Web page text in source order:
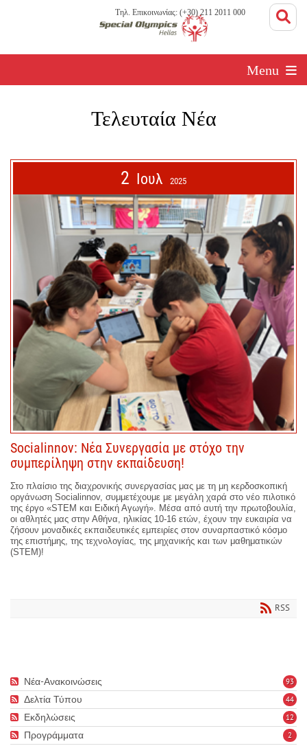
Τηλ. Επικοινωνίας: (+30) 211 2011 000
Menu
Τελευταία Νέα
2 Ιουλ 2025
Socialinnov: Νέα Συνεργασία με στόχο την
συμπερίληψη στην εκπαίδευση!
Στο πλαίσιο της διαχρονικής συνεργασίας μας με τη μη κερδοσκοπική
οργάνωση Socialinnov, συμμετέχουμε με μεγάλη χαρά στο νέο πιλοτικό
της έργο «STEM και Ειδική Αγωγή». Μέσα από αυτή την πρωτοβουλία,
οι αθλητές μας στην Αθήνα, ηλικίας 10-16 ετών, έχουν την ευκαιρία να
ζήσουν μοναδικές εκπαιδευτικές εμπειρίες στον συναρπαστικό κόσμο
της επιστήμης, της τεχνολογίας, της μηχανικής και των μαθηματικών
(STEM)!
RSS
93
Νέα-Ανακοινώσεις
44
Δελτία Τύπου
12
Εκδηλώσεις
2
Προγράμματα